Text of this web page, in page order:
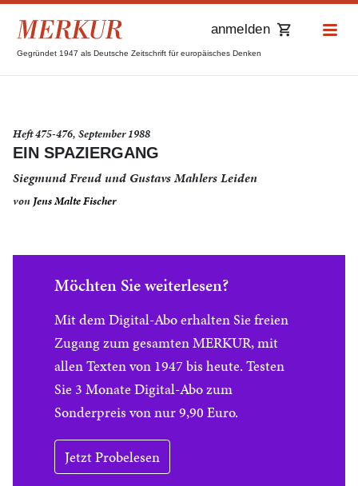
Gegründet 1947 als Deutsche Zeitschrift für europäisches Denken
anmelden
Heft 475-476, September 1988
EIN SPAZIERGANG
Siegmund Freud und Gustavs Mahlers Leiden
von Jens Malte Fischer
Möchten Sie weiterlesen?
Mit dem Digital-Abo erhalten Sie freien
Zugang zum gesamten MERKUR, mit
allen Texten von 1947 bis heute. Testen
Sie 3 Monate Digital-Abo zum
Sonderpreis von nur 9,90 Euro.
Jetzt Probelesen